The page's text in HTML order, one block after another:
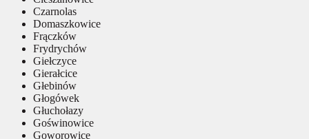
Czarnolas
Domaszkowice
Frączków
Frydrychów
Giełczyce
Gierałcice
Głebinów
Głogówek
Głuchołazy
Goświnowice
Goworowice